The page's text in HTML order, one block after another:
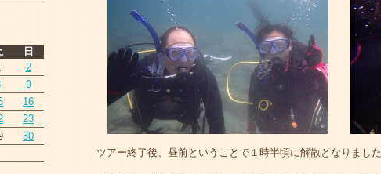
ツアー終了後、昼前ということで１時半頃に解散となりまし
日
2
9
16
23
30